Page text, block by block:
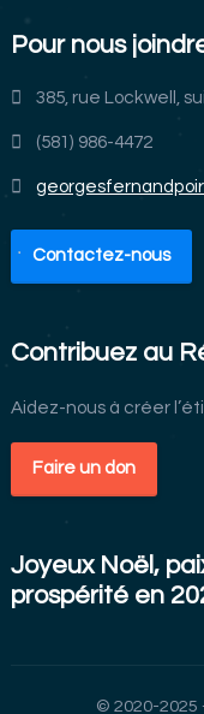
Pour nous
385, rue Lockwell,
(581) 986-4472
Contactez-nous
Contribuez au
Aidez-nous à créer
Faire un don
Joyeux Noël,
prospérité en
© 2020-2025